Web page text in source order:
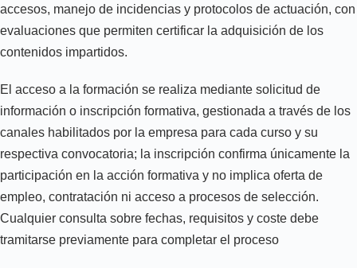
accesos, manejo de incidencias y protocolos de actuación, con
evaluaciones que permiten certificar la adquisición de los
contenidos impartidos.
El acceso a la formación se realiza mediante solicitud de
información o inscripción formativa, gestionada a través de los
canales habilitados por la empresa para cada curso y su
respectiva convocatoria; la inscripción confirma únicamente la
participación en la acción formativa y no implica oferta de
empleo, contratación ni acceso a procesos de selección.
Cualquier consulta sobre fechas, requisitos y coste debe
tramitarse previamente para completar el proceso